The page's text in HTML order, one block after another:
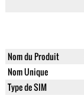
Nom du Produit
Nom Unique
Type de SIM